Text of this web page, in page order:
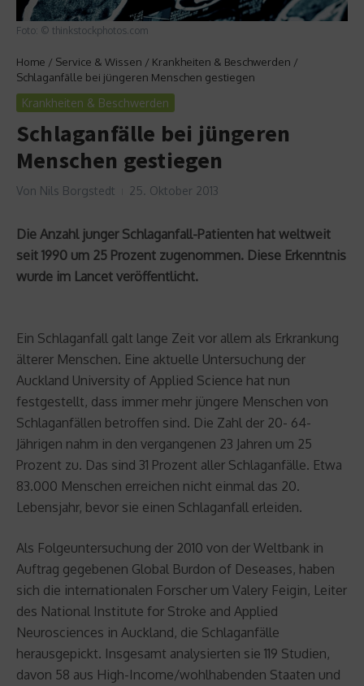
Foto: © thinkstockphotos.com
Home / Service & Wissen / Krankheiten & Beschwerden /
Schlaganfälle bei jüngeren Menschen gestiegen
Krankheiten & Beschwerden
Schlaganfälle bei jüngeren
Menschen gestiegen
Von Nils Borgstedt 25. Oktober 2013
Die Anzahl junger Schlaganfall-Patienten hat weltweit
seit 1990 um 25 Prozent zugenommen. Diese Erkenntnis
wurde im Lancet veröffentlicht.
Ein Schlaganfall galt lange Zeit vor allem als Erkrankung
älterer Menschen. Eine aktuelle Untersuchung der
Auckland University of Applied Science hat nun
festgestellt, dass immer mehr jüngere Menschen von
Schlaganfällen betroffen sind. Die Zahl der 20- 64-
Jährigen nahm in den vergangenen 23 Jahren um 25
Prozent zu. Das sind 31 Prozent aller Schlaganfälle. Etwa
83.000 Menschen erreichen nicht einmal das 20.
Lebensjahr, bevor sie einen Schlaganfall erleiden.
Als Folgeuntersuchung der 2010 von der Weltbank in
Auftrag gegebenen Global Burdon of Deseases, haben
sich die internationalen Forscher um Valery Feigin, Leiter
des National Institute for Stroke and Applied
Neurosciences in Auckland, die Schlaganfälle
herausgepickt. Insgesamt analysierten sie 119 Studien,
davon 58 aus High-Income/wohlhabenden Staaten und